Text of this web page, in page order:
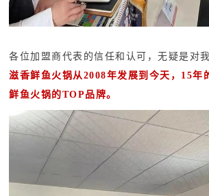
各位加盟商代表的信任和认可，无疑是对
滋香鲜鱼火锅从2008年发展到今天，15年
鲜鱼火锅的TOP品牌。